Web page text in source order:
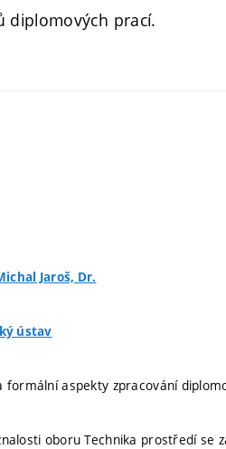
diplomových prací.
Jaroš, Dr.
ústav
formální aspekty zpracování
oboru Technika prostředí se